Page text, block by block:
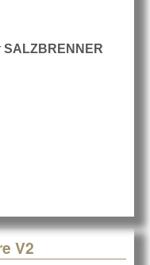
SALZBRENNER
V2